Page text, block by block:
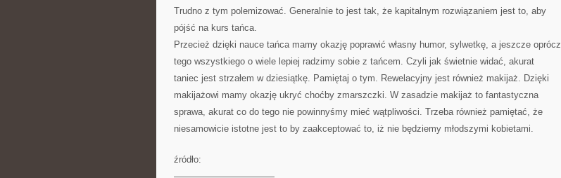
Trudno z tym polemizować. Generalnie to jest tak, że kapitalnym rozwiązaniem jest to, aby
pójść na kurs tańca.
Przecież dzięki nauce tańca mamy okazję poprawić własny humor, sylwetkę, a jeszcze oprócz
tego wszystkiego o wiele lepiej radzimy sobie z tańcem. Czyli jak świetnie widać, akurat
taniec jest strzałem w dziesiątkę. Pamiętaj o tym. Rewelacyjny jest również makijaż. Dzięki
makijażowi mamy okazję ukryć choćby zmarszczki. W zasadzie makijaż to fantastyczna
sprawa, akurat co do tego nie powinnyśmy mieć wątpliwości. Trzeba również pamiętać, że
niesamowicie istotne jest to by zaakceptować to, iż nie będziemy młodszymi kobietami.
źródło: